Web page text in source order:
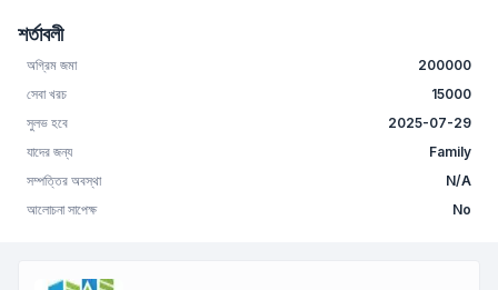
শর্তাবলী
অগ্রিম জমা
200000
সেবা খরচ
15000
সুলভ হবে
2025-07-29
যাদের জন্য
Family
সম্পত্তির অবস্থা
N/A
আলোচনা সাপেক্ষ
No